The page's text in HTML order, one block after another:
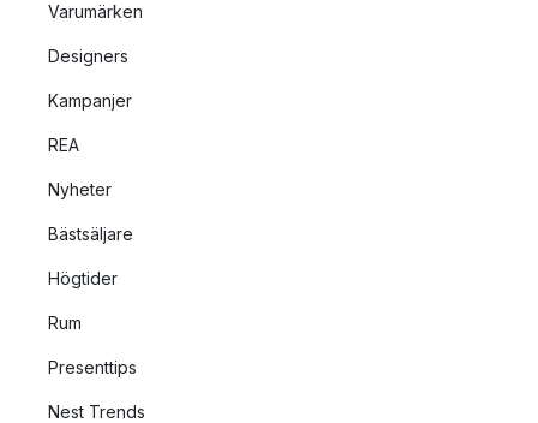
Varumärken
Designers
Kampanjer
REA
Nyheter
Bästsäljare
Högtider
Rum
Presenttips
Nest Trends